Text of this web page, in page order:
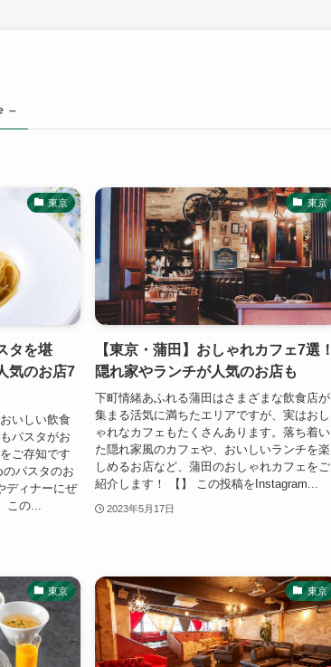
–
東京
タを堪
気のお店7
いしい飲食
パスタがお
ご存知です
パスタのお
ディナーにぜ
の...
東京
【東京・蒲田】おしゃれカフェ7選！
隠れ家やランチが人気のお店も
下町情緒あふれる蒲田はさまざまな飲食店が
集まる活気に満ちたエリアですが、実はおし
ゃれなカフェもたくさんあります。落ち着い
た隠れ家風のカフェや、おいしいランチを楽
しめるお店など、蒲田のおしゃれカフェをご
紹介します！ 【】 この投稿をInstagram...
2023年5月17日
東京 東京